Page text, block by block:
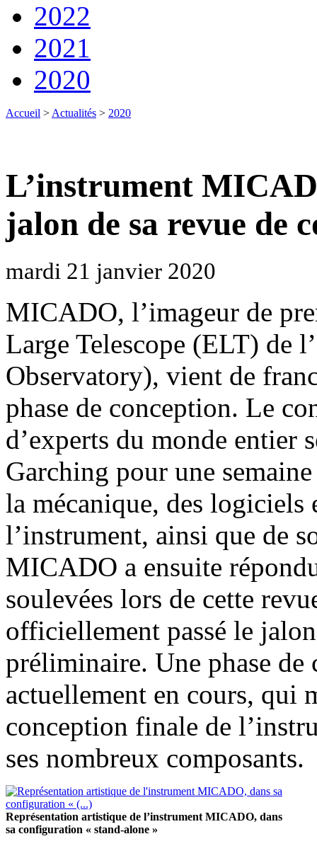
2022
2021
2020
Accueil > Actualités > 2020
L’instrument
jalon de sa revue de
mardi 21 janvier 2020
MICADO, l’imageur de
Large Telescope (ELT) de
Observatory), vient de
phase de conception. Le
d’experts du monde entier
Garching pour une
la mécanique, des logiciels
l’instrument, ainsi que de
MICADO a ensuite
soulevées lors de cette
officiellement passé le
préliminaire. Une phase
actuellement en cours, qui
conception finale de
ses nombreux composants.
Représentation artistique de l’instrument MICADO, dans
sa configuration « stand-alone »